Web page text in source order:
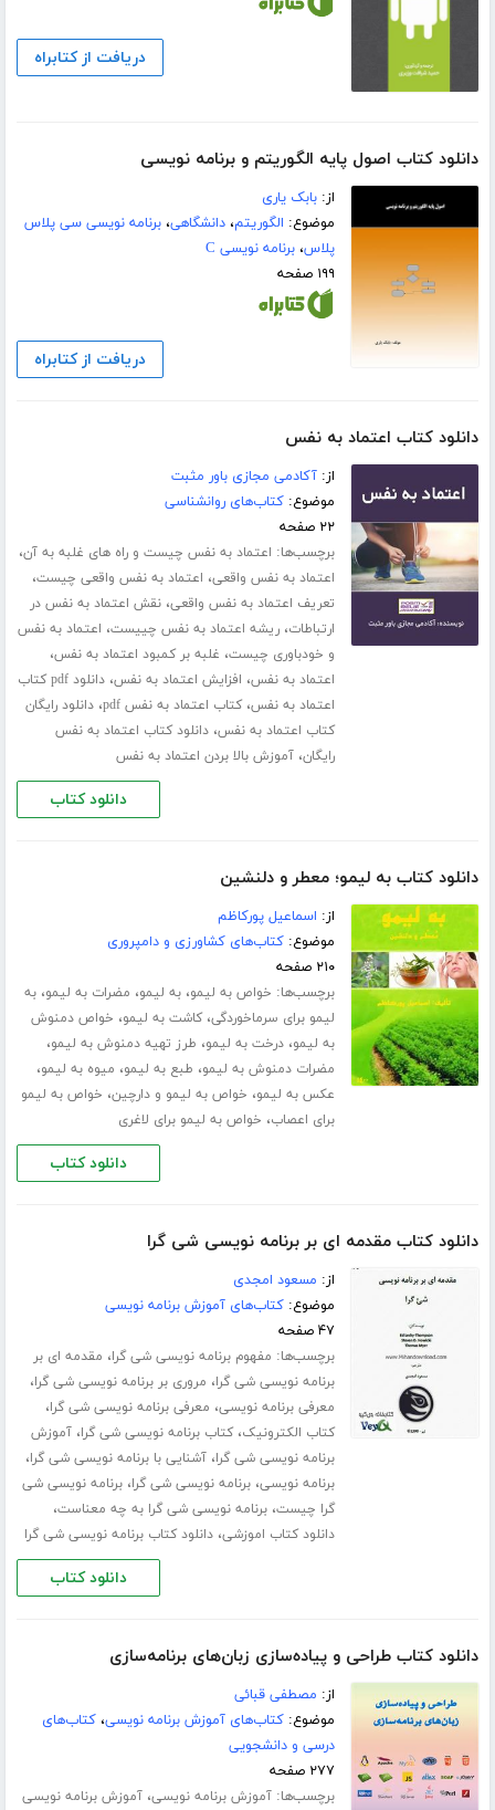
دریافت از کتابراه
دانلود کتاب اصول پایه الگوریتم و برنامه نویسی
از:بابک یاری
موضوع: الگوریتم،دانشگاهی،برنامه نویسی سی پلاس
پلاس،برنامه نویسی C
۱۹۹ صفحه
دریافت از کتابراه
دانلود کتاب اعتماد به نفس
از:آکادمی مجازی باور مثبت
موضوع:کتاب‌های روانشناسی
۲۲ صفحه
برچسب‌ها: اعتماد به نفس چیست و راه های غلبه به آن،
اعتماد به نفس واقعی، اعتماد به نفس واقعی چیست،
تعریف اعتماد به نفس واقعی،نقش اعتماد به نفس در
ارتباطات،ریشه اعتماد به نفس چییست، اعتماد به نفس
و خودباوری چیست، غلبه بر کمبود اعتماد به نفس،
اعتماد به نفس، افزایش اعتماد به نفس،
دانلود pdf کتاب
اعتماد به نفس،کتاب اعتماد به نفس pdf ،دانلود رایگان
کتاب اعتماد به نفس،دانلود کتاب اعتماد به نفس
رایگان،آموزش بالا بردن اعتماد به نفس
دانلود کتاب
دانلود کتاب به لیمو؛ معطر و دلنشین
از: اسماعیل پورکاظم
موضوع:کتاب‌های کشاورزی و دامپروری
۲۱۰ صفحه
برچسب‌ها: خواص به لیمو،به لیمو، مضرات به لیمو،به
لیمو برای سرماخوردگی،کاشت به لیمو، خواص دمنوش
به لیمو،درخت به لیمو، طرز تهیه دمنوش به لیمو،
مضرات دمنوش به لیمو، طبع به لیمو، میوه به لیمو،
عکس به لیمو، خواص به لیمو و دارچین، خواص به لیمو
برای اعصاب، خواص به لیمو برای لاغری
دانلود کتاب
دانلود کتاب مقدمه ای بر برنامه نویسی شی گرا
از: مسعود امجدی
موضوع:کتاب‌های آموزش برنامه نویسی
۴۷ صفحه
برچسب‌ها: مفهوم برنامه نویسی شی گرا، مقدمه ای بر
برنامه نویسی شی گرا، مروری بر برنامه نویسی شی گرا،
معرفی برنامه نویسی، معرفی برنامه نویسی شی گرا،
کتاب الکترونیک،کتاب برنامه نویسی شی گرا،آموزش
برنامه نویسی شی گرا،آشنایی با برنامه نویسی شی گرا،
برنامه نویسی،برنامه نویسی شی گرا،برنامه نویسی شی
گرا چیست،برنامه نویسی شی گرا به چه معناست،
دانلود کتاب اموزشی،دانلود کتاب برنامه نویسی شی گرا
دانلود کتاب
دانلود کتاب طراحی و پیاده‌سازی زبان‌های برنامه‌سازی
از: مصطفی قبائی
موضوع:کتاب‌های آموزش برنامه نویسی،کتاب‌های
درسی و دانشجویی
۲۷۷ صفحه
برچسب‌ها:آموزش برنامه نویسی،آموزش برنامه نویسی